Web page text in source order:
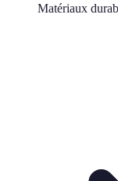
Matériaux